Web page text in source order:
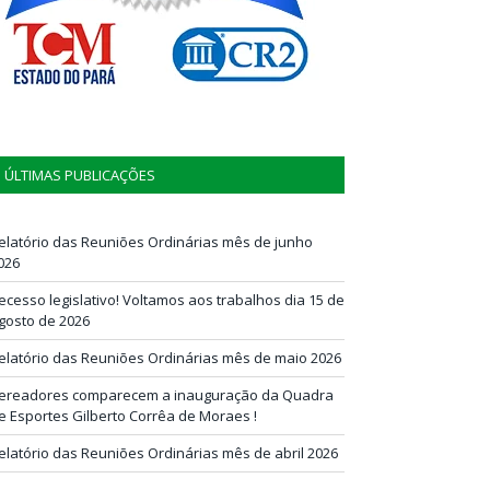
ÚLTIMAS PUBLICAÇÕES
das Reuniões Ordinárias mês de junho
legislativo! Voltamos aos trabalhos dia 15 de
de 2026
das Reuniões Ordinárias mês de maio 2026
comparecem a inauguração da Quadra
Esportes Gilberto Corrêa de Moraes !
das Reuniões Ordinárias mês de abril 2026